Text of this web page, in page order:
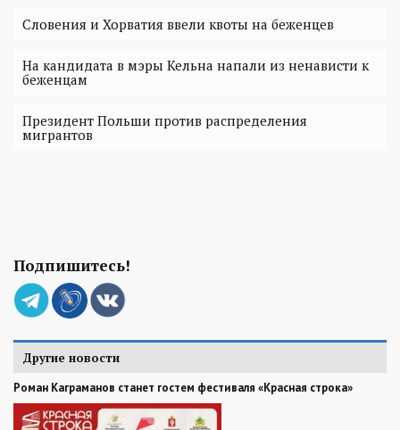
Словения и Хорватия ввели квоты на беженцев
На кандидата в мэры Кельна напали из ненависти к
беженцам
Президент Польши против распределения
мигрантов
Подпишитесь!
Другие новости
Роман Каграманов станет гостем фестиваля «Красная строка»